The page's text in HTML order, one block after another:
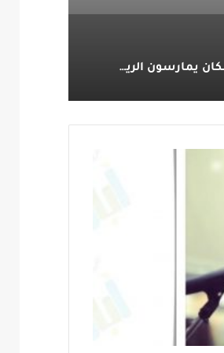
17.40% من السكان يمارسون الرياضة مقابل 82.60 % غير ممارسين للنشاط الرياضي في ⁧المملكة‬⁩